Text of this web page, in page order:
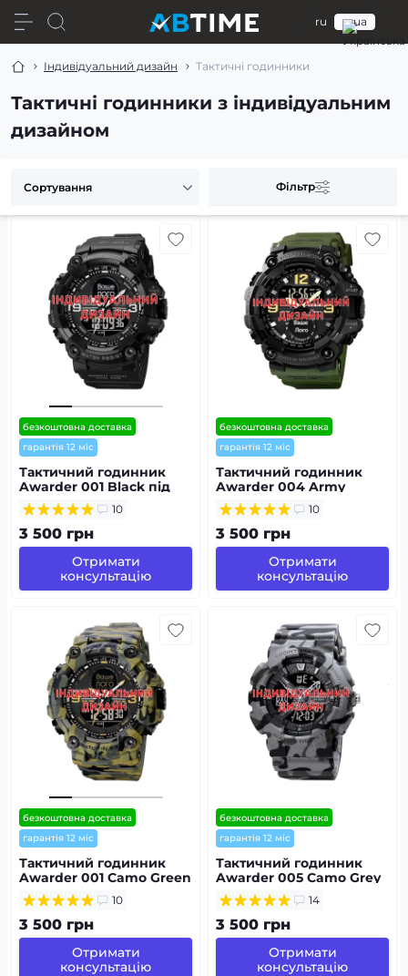
ru ua
Індивідуальний дизайн Тактичні годинники
Тактичні годинники з індивідуальним
дизайном
Фільтр
безкоштовна доставка
гарантія 12 міс
Тактичний годинник
Awarder 001 Black під
Індивідуальний дизайн,
водонепроникний,
будильник
10
3 500 грн
Отримати
консультацію
безкоштовна доставка
гарантія 12 міс
Тактичний годинник
Awarder 004 Army
Green під
Індивідуальний дизайн,
водонепроникний,
будильник
10
3 500 грн
Отримати
консультацію
безкоштовна доставка
гарантія 12 міс
Тактичний годинник
Awarder 001 Camo Green
під Індивідуальний
дизайн,
водонепроникний,
будильник
10
3 500 грн
Отримати
консультацію
безкоштовна доставка
гарантія 12 міс
Тактичний годинник
Awarder 005 Camo Grey
з Індивідуальним
дизайном,
водозахищений,
будильник, підсвітка
14
3 500 грн
Отримати
консультацію